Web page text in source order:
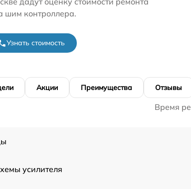
шим контроллера.
Узнать стоимость
Акции Преимущества Отзывы
Время
усилителя